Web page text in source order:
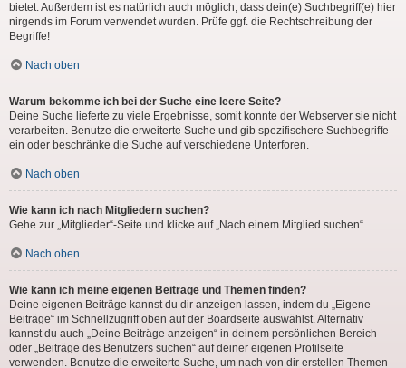
bietet. Außerdem ist es natürlich auch möglich, dass dein(e) Suchbegriff(e) hier
nirgends im Forum verwendet wurden. Prüfe ggf. die Rechtschreibung der
Begriffe!
Nach oben
Warum bekomme ich bei der Suche eine leere Seite?
Deine Suche lieferte zu viele Ergebnisse, somit konnte der Webserver sie nicht
verarbeiten. Benutze die erweiterte Suche und gib spezifischere Suchbegriffe
ein oder beschränke die Suche auf verschiedene Unterforen.
Nach oben
Wie kann ich nach Mitgliedern suchen?
Gehe zur „Mitglieder“-Seite und klicke auf „Nach einem Mitglied suchen“.
Nach oben
Wie kann ich meine eigenen Beiträge und Themen finden?
Deine eigenen Beiträge kannst du dir anzeigen lassen, indem du „Eigene
Beiträge“ im Schnellzugriff oben auf der Boardseite auswählst. Alternativ
kannst du auch „Deine Beiträge anzeigen“ in deinem persönlichen Bereich
oder „Beiträge des Benutzers suchen“ auf deiner eigenen Profilseite
verwenden. Benutze die erweiterte Suche, um nach von dir erstellen Themen